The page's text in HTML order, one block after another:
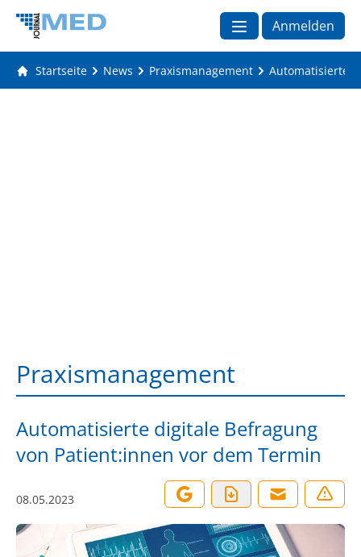
Anmelden
Startseite News Praxismanagement Automatisierte
Praxismanagement
Automatisierte digitale Befragung
von Patient:innen vor dem Termin
08.05.2023